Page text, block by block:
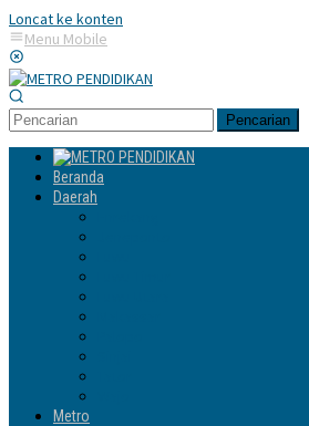
Loncat ke konten
Menu Mobile
Pencarian
Beranda
Daerah
Metro